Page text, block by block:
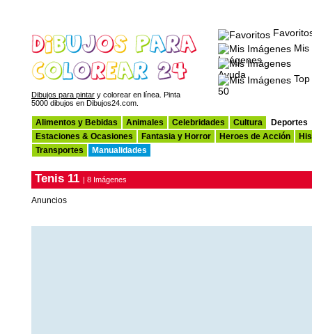
Dibujos para pintar y colorear en línea. Pinta
5000 dibujos en Dibujos24.com.
Mis
Imágenes
Ayuda
Top
50
Alimentos y Bebidas Animales Celebridades Cultura
Deportes
Estaciones & Ocasiones
Fantasia y Horror Heroes de Acción
Transportes
Manualidades
Tenis 11 | 8 Imágenes
Anuncios